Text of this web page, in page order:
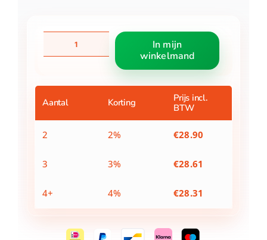
Easy
Ø20
aantal
In mijn
winkelmand
Aantal Korting
Prijs incl.
BTW
2 2% €28.90
3 3% €28.61
4+ 4% €28.31